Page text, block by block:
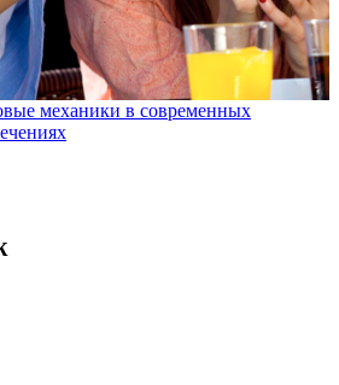
механики в современных